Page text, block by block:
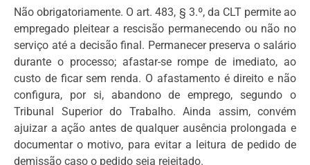
Não obrigatoriamente. O art. 483, § 3.º, da CLT permite ao
empregado pleitear a rescisão permanecendo ou não no
serviço até a decisão final. Permanecer preserva o salário
durante o processo; afastar-se rompe de imediato, ao
custo de ficar sem renda. O afastamento é direito e não
configura, por si, abandono de emprego, segundo o
Tribunal Superior do Trabalho. Ainda assim, convém
ajuizar a ação antes de qualquer ausência prolongada e
documentar o motivo, para evitar a leitura de pedido de
demissão caso o pedido seja rejeitado.